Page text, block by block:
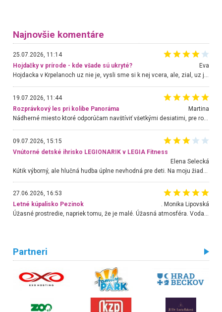
Najnovšie komentáre
25.07.2026, 11:14
Hojdačky v prírode - kde všade sú ukryté?
Eva
Hojdacka v Krpelanoch uz nie je, vysli sme si k nej vcera, ale, zial, uz je znicena. Ak sem planujete cestu len kvoli hojdacke, mozete si ju usetrit. Krasny vyhlad je tu vsak aj bez hojdacky :-)
19.07.2026, 11:44
Rozprávkový les pri kolibe Panoráma
Martina
Nádherné miesto ktoré odporúčam navštíviť všetkými desiatimi, pre rodiny s deťmi, dôchodcom... Proste a jednoducho ozaj rozprávkový les.. určite ešte prídeme. Odniesli sme si na pamiatku krásne tričká,
09.07.2026, 15:15
Vnútorné detské ihrisko LEGIONARIK v LEGIA Fitness
Elena Selecká
27.06.2026, 16:53
Letné kúpalisko Pezinok
. Monika Lipovská
Úžasné prostredie, napriek tomu, že je malé. Úžasná atmosféra. Voda fantastická a nádherná. Ľudí je pomerne veľa, ale su mili a ohľaduplní. Je veľmi zaujímavé sledovať, ako dokážu spolu športovať cudzí ľudia a bez ohľadu na vek. Vládne tu pohoda. Vnuka neviem dostať z vody. Ďakujem za krásny deň . Urcite sa sem vrátim. Jediný problém je s parkovaním, ale aj ten sa mi podarilo vyriešiť. Monika Bratislava
Partneri